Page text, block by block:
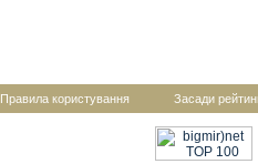
Правила користування Засади